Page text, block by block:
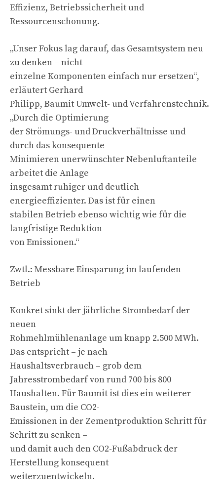
Effizienz, Betriebssicherheit und
Ressourcenschonung.
„Unser Fokus lag darauf, das Gesamtsystem neu
zu denken – nicht
einzelne Komponenten einfach nur ersetzen“,
erläutert Gerhard
Philipp, Baumit Umwelt- und Verfahrenstechnik.
„Durch die Optimierung
der Strömungs- und Druckverhältnisse und
durch das konsequente
Minimieren unerwünschter Nebenluftanteile
arbeitet die Anlage
insgesamt ruhiger und deutlich
energieeffizienter. Das ist für einen
stabilen Betrieb ebenso wichtig wie für die
langfristige Reduktion
von Emissionen.“
Zwtl.: Messbare Einsparung im laufenden
Betrieb
Konkret sinkt der jährliche Strombedarf der
neuen
Rohmehlmühlenanlage um knapp 2.500 MWh.
Das entspricht – je nach
Haushaltsverbrauch – grob dem
Jahresstrombedarf von rund 700 bis 800
Haushalten. Für Baumit ist dies ein weiterer
Baustein, um die CO2-
Emissionen in der Zementproduktion Schritt für
Schritt zu senken –
und damit auch den CO2-Fußabdruck der
Herstellung konsequent
weiterzuentwickeln.